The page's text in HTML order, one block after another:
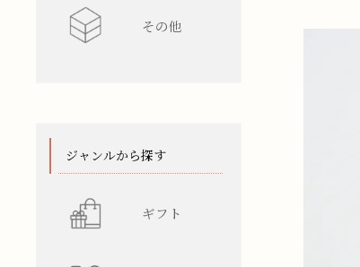
その他
ジャンルから探す
ギフト